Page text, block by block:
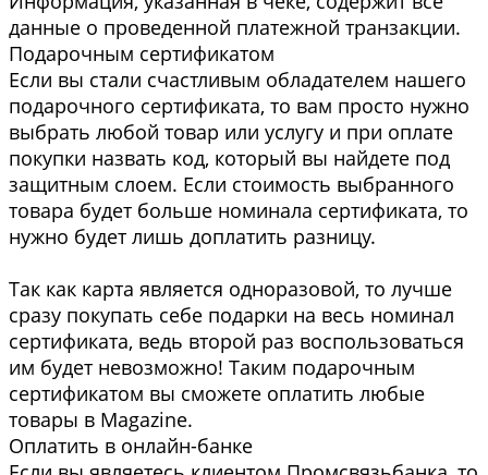
данные о проведенной платежной транзакции.
Подарочным сертификатом
Если вы стали счастливым обладателем нашего
подарочного сертификата, то вам просто нужно
выбрать любой товар или услугу и при оплате
покупки назвать код, который вы найдете под
защитным слоем. Если стоимость выбранного
товара будет больше номинала сертификата, то
нужно будет лишь доплатить разницу.
Так как карта является одноразовой, то лучше
сразу покупать себе подарки на весь номинал
сертификата, ведь второй раз воспользоваться
им будет невозможно! Таким подарочным
сертификатом вы сможете оплатить любые
товары в Magazine.
Оплатить в онлайн-банке